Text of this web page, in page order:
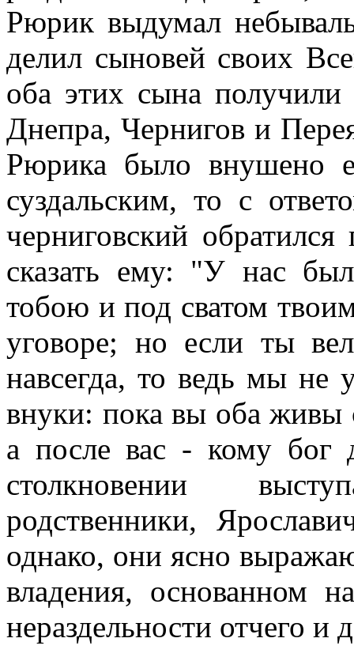
Рюрик выдумал
делил сыновей своих
оба этих сына получили
Днепра, Чернигов и
Рюрика было внушено
суздальским, то с
черниговский
сказать ему: "У нас
тобою и под сватом
уговоре; но если ты
навсегда, то ведь мы не
внуки: пока вы оба
а после вас - кому бог
столкновении
родственники,
однако, они ясно
владения, основанном
нераздельности отчего и